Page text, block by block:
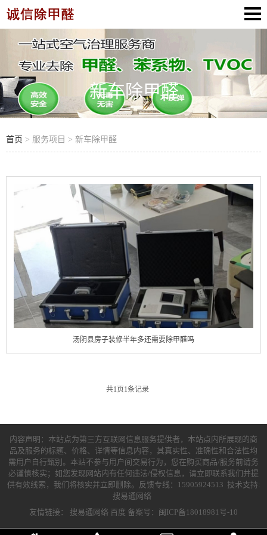
新车除甲醛
首页 > 服务项目 > 新车除甲醛
汤阴县房子装修半年多还需要除甲醛吗
共1 页1条记录
内容声明：本站点为第三方互联网信息服务提供者，本站点内所展现的商
品及服务的标题、价格、详情等信息内容，其真实性、准确性和合法性均
需用户自行甄别。本站不参与用户间交易行为，您在购买商品/服务前请务
必谨慎核实；如您发现网站内有任何违法/侵权信息，请立即联系我们并提
供有效线索，我们将核实并立即删除。反馈专线：15905924513 技术支持:
搜易通网络
友情链接： 搜易通网络 百度 备案号：闽ICP备18018981号-10